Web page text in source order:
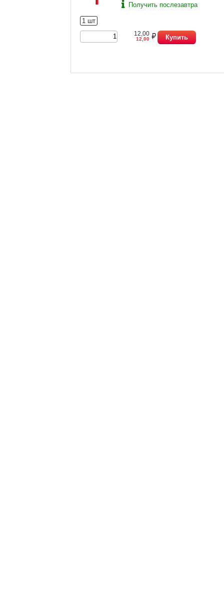
Получить послезавтра
1 шт
12,00
12,00 Купить